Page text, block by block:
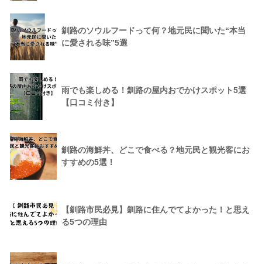
釧路のソウルフードって何？地元民に聞いた“本当
に愛される味”5選
雨でも楽しめる！釧路の屋内おでかけスポット5選
【口コミ付き】
釧路の海鮮丼、どこで食べる？地元民と観光客にお
すすめの5選！
【釧路市民必見】釧路に住んでてよかった！と思え
る5つの理由